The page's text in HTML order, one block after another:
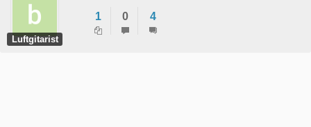
Luftgitarist
1 0 4